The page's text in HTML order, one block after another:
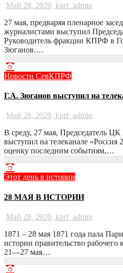
Май 28, 2020 kprf_admin
27 мая, предваряя пленарное
журналистами выступил
Руководитель фракции КПРФ в
Зюганов.…
Новости СевКПРФ
Г.А. Зюганов выступил на
Май 28, 2020 kprf_admin
В среду, 27 мая, Председатель
выступил на телеканале
оценку последним событиям,…
Этот день в истории
28 МАЯ В ИСТОРИИ
Май 28, 2020 kprf_admin
1871 – 28 мая 1871 года пала
истории правительство
21—27 мая…